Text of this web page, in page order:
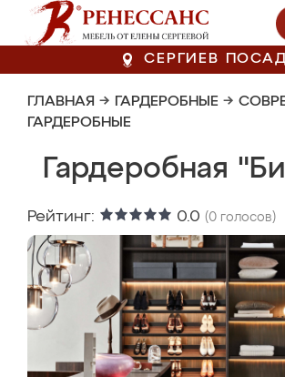
СЕРГИЕВ ПОСАД
ГЛАВНАЯ → ГАРДЕРОБНЫЕ →
ГАРДЕРОБНЫЕ
Гардеробная
Рейтинг: 0.0 (0 голосов)